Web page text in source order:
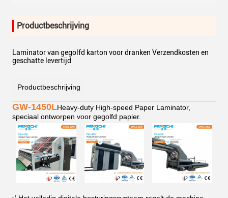
Productbeschrijving
Laminator van gegolfd karton voor dranken Verzendkosten en
geschatte levertijd
Productbeschrijving
GW-1450LHeavy-duty High-speed Paper Laminator,
speciaal ontworpen voor gegolfd papier.